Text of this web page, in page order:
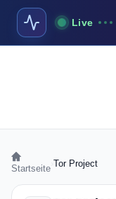
Live
Startseite Tor Project